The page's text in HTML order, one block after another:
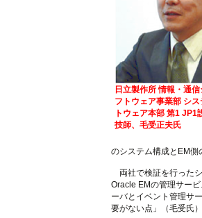
日立製作所 情報・通
フトウェア事業部 シ
トウェア本部 第1 JP1
技師、毛受正夫氏
のシステム構成とEM側
両社で検証を行った
Oracle EMの管理サー
ーバとイベント管理サ
要がない点」（毛受氏）